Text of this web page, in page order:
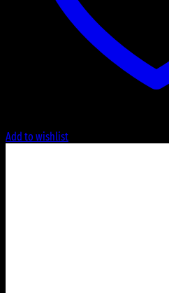
Add to wishlist